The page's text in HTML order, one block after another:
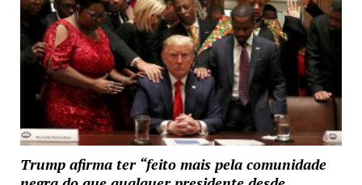
Trump afirma ter “feito mais pela comunidade